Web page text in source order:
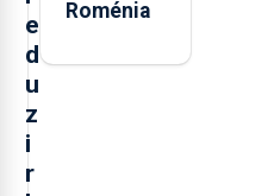
e
d
u
z
i
r
Roménia